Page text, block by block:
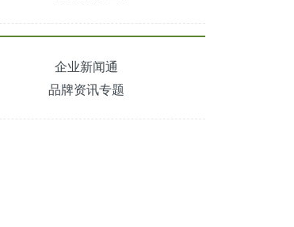
企业新闻通
品牌资讯专题